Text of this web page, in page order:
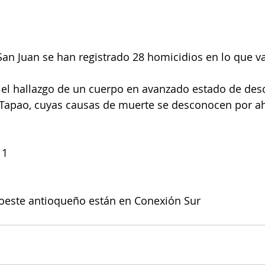
Juan se han registrado 28 homicidios en lo que
el hallazgo de un cuerpo en avanzado estado de
cuyas causas de muerte se desconocen por
antioqueño están en Conexión Sur